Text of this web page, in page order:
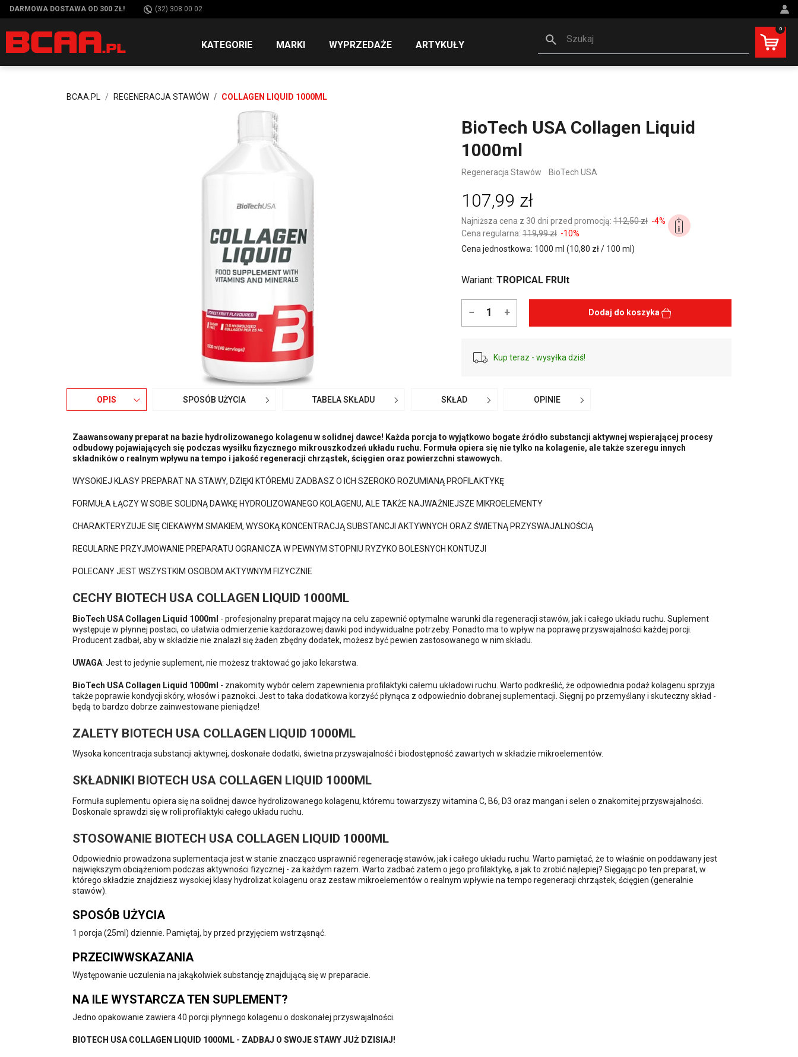
DARMOWA DOSTAWA OD 300 ZŁ! (32) 308 00 02
KATEGORIE MARKI WYPRZEDAŻE ARTYKUŁY
Szukaj
0
BCAA.PL REGENERACJA STAWÓW COLLAGEN LIQUID 1000ML
BioTech USA Collagen Liquid
1000ml
Regeneracja Stawów BioTech USA
107,99 zł
Najniższa cena z 30 dni przed promocją: 112,50 zł -4%
Cena regularna: 119,99 zł -10%
Cena jednostkowa: 1000 ml (10,80 zł / 100 ml)
Wariant: TROPICAL FRUIt
− + Dodaj do koszyka
Kup teraz - wysyłka dziś!
OPIS SPOSÓB UŻYCIA TABELA SKŁADU SKŁAD OPINIE
Zaawansowany preparat na bazie hydrolizowanego kolagenu w solidnej dawce! Każda porcja to wyjątkowo bogate źródło substancji aktywnej wspierającej procesy
odbudowy pojawiających się podczas wysiłku fizycznego mikrouszkodzeń układu ruchu. Formuła opiera się nie tylko na kolagenie, ale także szeregu innych
składników o realnym wpływu na tempo i jakość regeneracji chrząstek, ścięgien oraz powierzchni stawowych.
WYSOKIEJ KLASY PREPARAT NA STAWY, DZIĘKI KTÓREMU ZADBASZ O ICH SZEROKO ROZUMIANĄ PROFILAKTYKĘ
FORMUŁA ŁĄCZY W SOBIE SOLIDNĄ DAWKĘ HYDROLIZOWANEGO KOLAGENU, ALE TAKŻE NAJWAŻNIEJSZE MIKROELEMENTY
CHARAKTERYZUJE SIĘ CIEKAWYM SMAKIEM, WYSOKĄ KONCENTRACJĄ SUBSTANCJI AKTYWNYCH ORAZ ŚWIETNĄ PRZYSWAJALNOŚCIĄ
REGULARNE PRZYJMOWANIE PREPARATU OGRANICZA W PEWNYM STOPNIU RYZYKO BOLESNYCH KONTUZJI
POLECANY JEST WSZYSTKIM OSOBOM AKTYWNYM FIZYCZNIE
CECHY BIOTECH USA COLLAGEN LIQUID 1000ML
BioTech USA Collagen Liquid 1000ml - profesjonalny preparat mający na celu zapewnić optymalne warunki dla regeneracji stawów, jak i całego układu ruchu. Suplement
występuje w płynnej postaci, co ułatwia odmierzenie każdorazowej dawki pod indywidualne potrzeby. Ponadto ma to wpływ na poprawę przyswajalności każdej porcji.
Producent zadbał, aby w składzie nie znalazł się żaden zbędny dodatek, możesz być pewien zastosowanego w nim składu.
UWAGA: Jest to jedynie suplement, nie możesz traktować go jako lekarstwa.
BioTech USA Collagen Liquid 1000ml - znakomity wybór celem zapewnienia profilaktyki całemu układowi ruchu. Warto podkreślić, że odpowiednia podaż kolagenu sprzyja
także poprawie kondycji skóry, włosów i paznokci. Jest to taka dodatkowa korzyść płynąca z odpowiednio dobranej suplementacji. Sięgnij po przemyślany i skuteczny skład -
będą to bardzo dobrze zainwestowane pieniądze!
ZALETY BIOTECH USA COLLAGEN LIQUID 1000ML
Wysoka koncentracja substancji aktywnej, doskonałe dodatki, świetna przyswajalność i biodostępność zawartych w składzie mikroelementów.
SKŁADNIKI BIOTECH USA COLLAGEN LIQUID 1000ML
Formuła suplementu opiera się na solidnej dawce hydrolizowanego kolagenu, któremu towarzyszy witamina C, B6, D3 oraz mangan i selen o znakomitej przyswajalności.
Doskonale sprawdzi się w roli profilaktyki całego układu ruchu.
STOSOWANIE BIOTECH USA COLLAGEN LIQUID 1000ML
Odpowiednio prowadzona suplementacja jest w stanie znacząco usprawnić regenerację stawów, jak i całego układu ruchu. Warto pamiętać, że to właśnie on poddawany jest
największym obciążeniom podczas aktywności fizycznej - za każdym razem. Warto zadbać zatem o jego profilaktykę, a jak to zrobić najlepiej? Sięgając po ten preparat, w
którego składzie znajdziesz wysokiej klasy hydrolizat kolagenu oraz zestaw mikroelementów o realnym wpływie na tempo regeneracji chrząstek, ścięgien (generalnie
stawów).
SPOSÓB UŻYCIA
1 porcja (25ml) dziennie. Pamiętaj, by przed przyjęciem wstrząsnąć.
PRZECIWWSKAZANIA
Występowanie uczulenia na jakąkolwiek substancję znajdującą się w preparacie.
NA ILE WYSTARCZA TEN SUPLEMENT?
Jedno opakowanie zawiera 40 porcji płynnego kolagenu o doskonałej przyswajalności.
BIOTECH USA COLLAGEN LIQUID 1000ML - ZADBAJ O SWOJE STAWY JUŻ DZISIAJ!